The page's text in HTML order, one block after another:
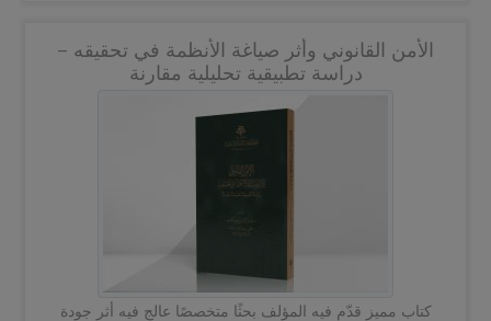
الأمن القانوني وأثر صياغة الأنظمة في تحقيقه –
دراسة تطبيقية تحليلية مقارنة
كتاب مميز قدّم فيه المؤلف بحثًا متخصصًا عالج فيه أثر جودة